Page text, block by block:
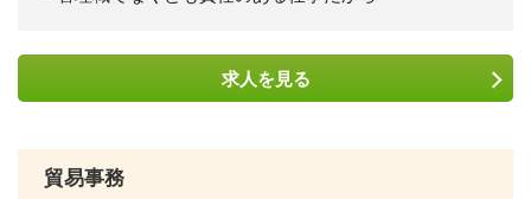
求人を見る
貿易事務